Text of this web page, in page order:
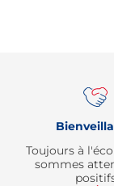
Toujours à
sommes